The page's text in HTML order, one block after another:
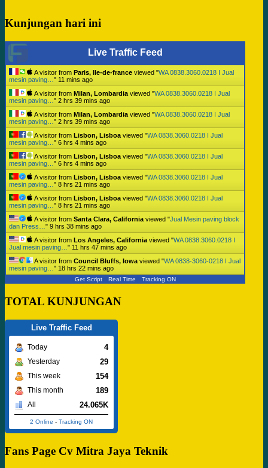
Kunjungan hari ini
Live Traffic Feed
A visitor from Paris, Ile-de-france viewed "WA 0838.3060.0218 I Jual
mesin paving… " 11 mins ago
A visitor from Milan, Lombardia viewed "WA 0838.3060.0218 I Jual
mesin paving… " 2 hrs 39 mins ago
A visitor from Milan, Lombardia viewed "WA 0838.3060.0218 I Jual
mesin paving… " 2 hrs 39 mins ago
A visitor from Lisbon, Lisboa viewed "WA 0838.3060.0218 I Jual
mesin paving… " 6 hrs 4 mins ago
A visitor from Lisbon, Lisboa viewed "WA 0838.3060.0218 I Jual
mesin paving… " 6 hrs 4 mins ago
A visitor from Lisbon, Lisboa viewed "WA 0838.3060.0218 I Jual
mesin paving… " 8 hrs 21 mins ago
A visitor from Lisbon, Lisboa viewed "WA 0838.3060.0218 I Jual
mesin paving… " 8 hrs 21 mins ago
A visitor from Santa Clara, California viewed "Jual Mesin paving block
dan Press… " 9 hrs 38 mins ago
A visitor from Los Angeles, California viewed "WA 0838.3060.0218 I
Jual mesin paving… " 11 hrs 47 mins ago
A visitor from Council Bluffs, Iowa viewed "WA 0838-3060-0218 I Jual
mesin paving… " 18 hrs 22 mins ago
Get Script Real Time Tracking ON
TOTAL KUNJUNGAN
Live Traffic Feed
Today 4
Yesterday 29
This week 154
This month 189
All 24.065K
2 Online - Tracking ON
Fans Page Cv Mitra Jaya Teknik